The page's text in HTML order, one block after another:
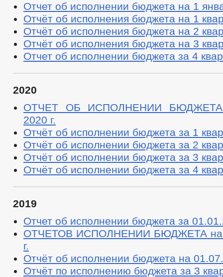
Отчет об исполнении бюджета на 1
Отчёт об исполнения бюджета на 1
Отчёт об исполнения бюджета на 2
Отчёт об исполнения бюджета на 3
Отчет об исполнении бюджета за 4
2020
ОТЧЕТ ОБ ИСПОЛНЕНИИ БЮДЖЕТА
2020 г.
Отчёт об исполнении бюджета за 1
Отчёт об исполнении бюджета за 2
Отчёт об исполнении бюджета за 3
Отчёт об исполнении бюджета за 4
2019
Отчет об исполнении бюджета за
ОТЧЕТОВ ИСПОЛНЕНИИ БЮДЖЕТА на
г.
Отчёт об исполнении бюджета на
Отчёт по исполнению бюджета за 3